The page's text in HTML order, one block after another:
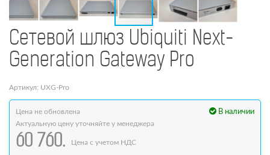
Сетевой шлюз Ubiquiti Next-
Generation Gateway Pro
Артикул: UXG-Pro
В наличии
Цена не обновлена
Актуальную цену уточняйте у менеджера
60 760. Цена с учетом НДС